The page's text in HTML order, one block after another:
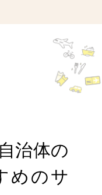
治体の
めのサ